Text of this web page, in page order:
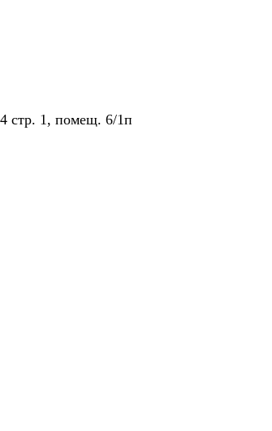
стр. 1, помещ. 6/1п